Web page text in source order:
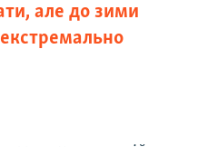
але до зими